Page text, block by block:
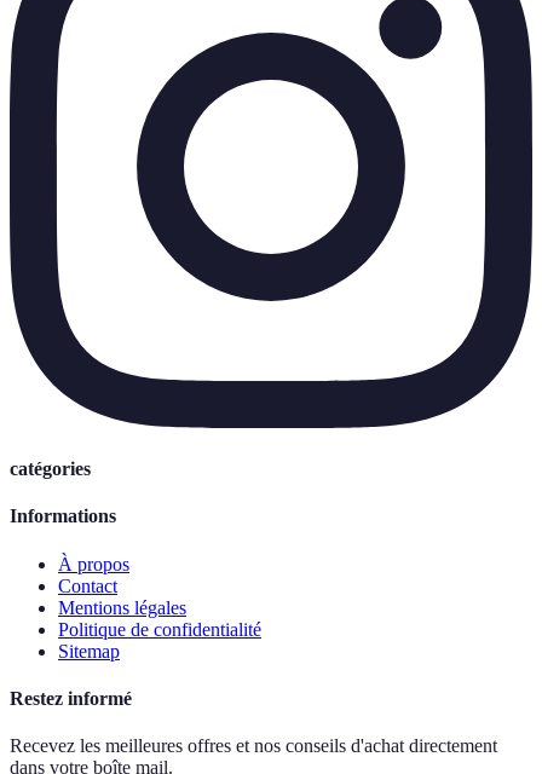
catégories
Informations
À propos
Contact
Mentions légales
Politique de confidentialité
Sitemap
Restez informé
Recevez les meilleures offres et nos conseils d'achat directement
dans votre boîte mail.